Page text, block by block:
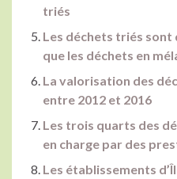
triés
Les déchets triés sont
que les déchets en
La valorisation des
entre 2012 et 2016
Les trois quarts des
en charge par des
Les établissements